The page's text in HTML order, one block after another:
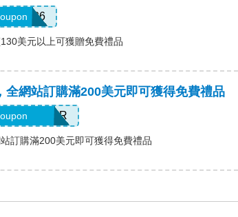
美元以上可獲贈免費禮品
全網站訂購滿200美元即可獲得免費禮品
訂購滿200美元即可獲得免費禮品